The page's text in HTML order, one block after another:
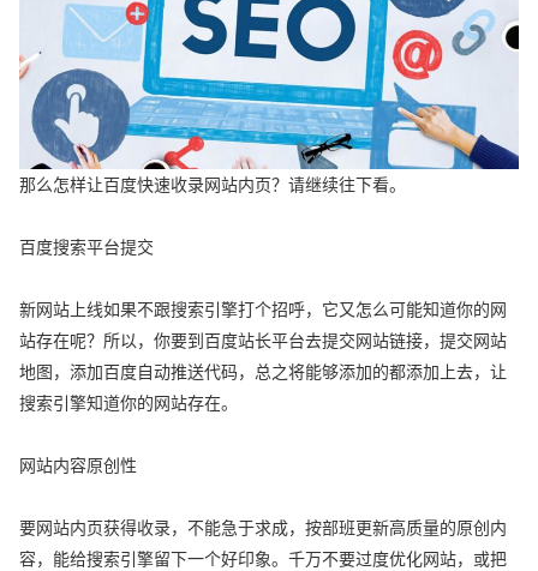
那么怎样让百度快速收录网站内页？请继续往下看。
百度搜索平台提交
新网站上线如果不跟搜索引擎打个招呼，它又怎么可能知道你的网
站存在呢？所以，你要到百度站长平台去提交网站链接，提交网站
地图，添加百度自动推送代码，总之将能够添加的都添加上去，让
搜索引擎知道你的网站存在。
网站内容原创性
要网站内页获得收录，不能急于求成，按部班更新高质量的原创内
容，能给搜索引擎留下一个好印象。千万不要过度优化网站，或把